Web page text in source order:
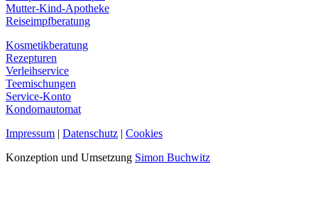
Mutter-Kind-Apotheke
Reiseimpfberatung
Kosmetikberatung
Rezepturen
Verleihservice
Teemischungen
Service-Konto
Kondomautomat
Impressum | Datenschutz | Cookies
Konzeption und Umsetzung Simon Buchwitz